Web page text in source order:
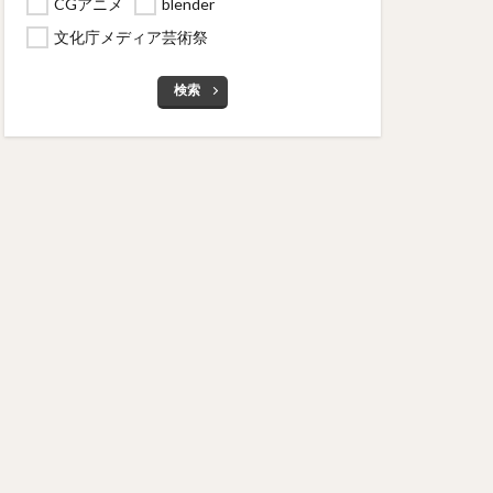
CGアニメ
blender
文化庁メディア芸術祭
検索